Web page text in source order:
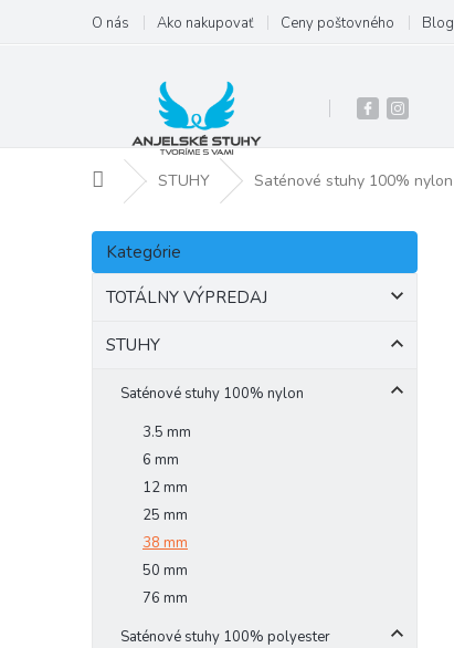
obsah
O nás Ako nakupovať Ceny poštovného Blog
DomovSTUHY Saténové stuhy 100% nylon
B
č
Preskočiť
kategórie
Kategórie
TOTÁLNY VÝPREDAJ
STUHY
Saténové stuhy 100% nylon
3.5 mm
6 mm
12 mm
25 mm
38 mm
50 mm
76 mm
Saténové stuhy 100% polyester